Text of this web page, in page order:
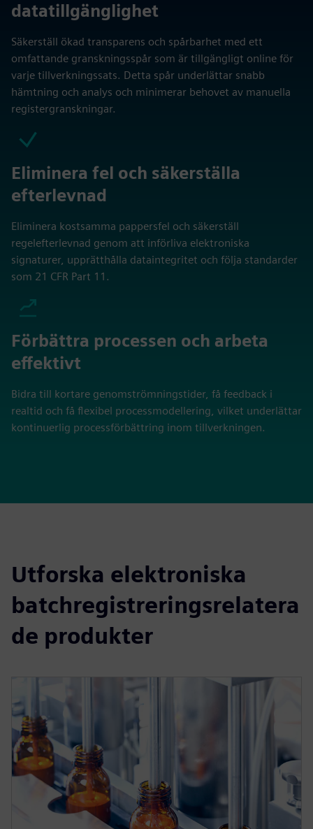
datatillgänglighet
Säkerställ ökad transparens och spårbarhet med ett
omfattande granskningsspår som är tillgängligt online för
varje tillverkningssats. Detta spår underlättar snabb
hämtning och analys och minimerar behovet av manuella
registergranskningar.
Eliminera fel och säkerställa
efterlevnad
Eliminera kostsamma pappersfel och säkerställ
regelefterlevnad genom att införliva elektroniska
signaturer, upprätthålla dataintegritet och följa standarder
som 21 CFR Part 11.
Förbättra processen och arbeta
effektivt
Bidra till kortare genomströmningstider, få feedback i
realtid och få flexibel processmodellering, vilket underlättar
kontinuerlig processförbättring inom tillverkningen.
Utforska elektroniska
batchregistreringsrelatera
de produkter